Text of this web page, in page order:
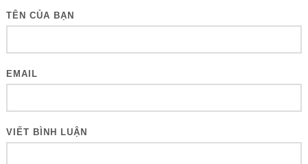
TÊN CỦA BẠN
EMAIL
VIẾT BÌNH LUẬN